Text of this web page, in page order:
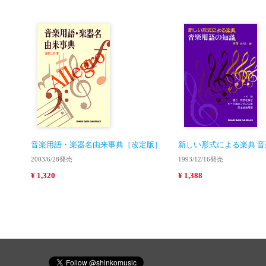
音楽用語・楽器名由来事典［改定版］
2003/6/28発売
¥ 1,320
新しい形式による楽典
1993/12/16発売
¥ 1,388